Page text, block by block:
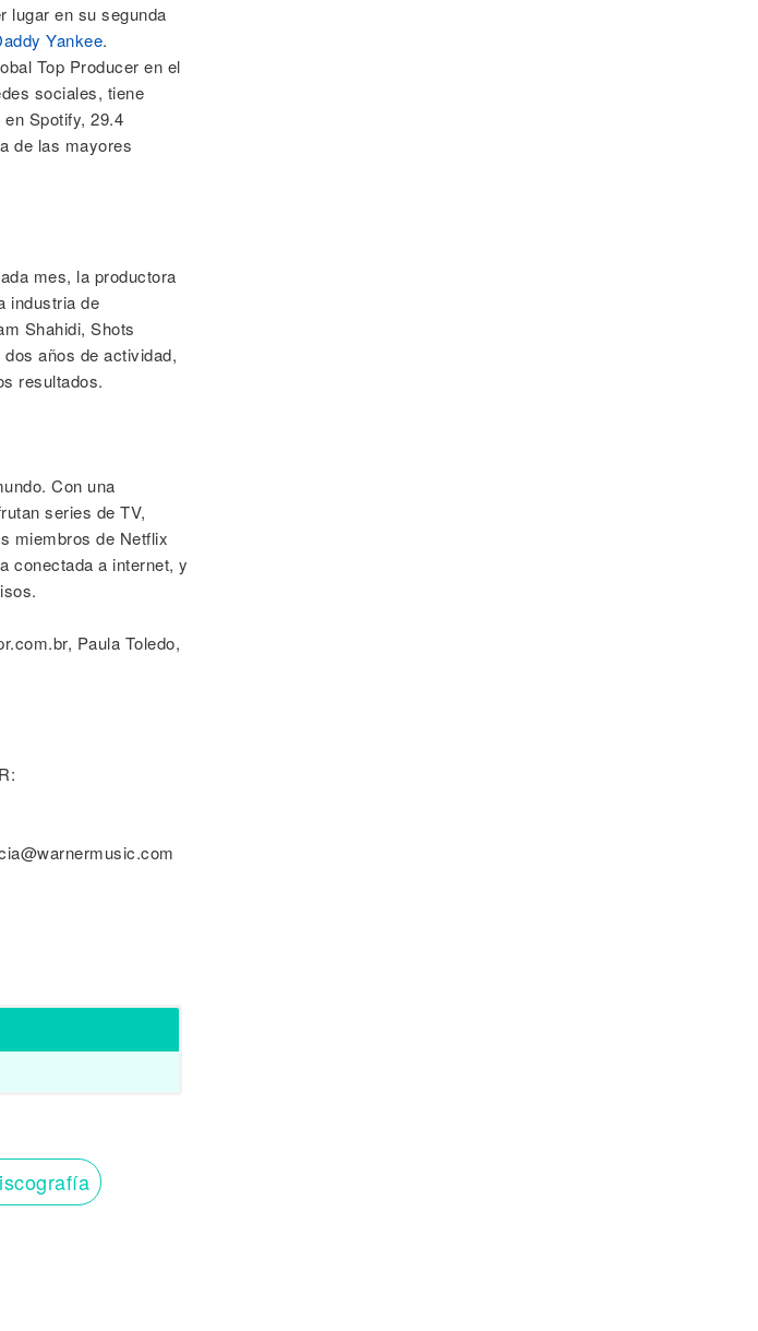
lugar en su segunda
Yankee.
Top Producer en el
sociales, tiene
Spotify, 29.4
de las mayores
mes, la productora
industria de
Shahidi, Shots
años de actividad,
resultados.
Con una
series de TV,
miembros de Netflix
conectada a internet, y
Paula Toledo,